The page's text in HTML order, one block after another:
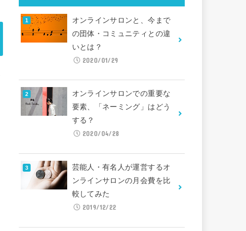
オンラインサロンと、今まで
の団体・コミュニティとの違
いとは？
2020/01/29
オンラインサロンでの重要な
要素、「ネーミング」はどう
する？
2020/04/28
芸能人・有名人が運営するオ
ンラインサロンの月会費を比
較してみた
2019/12/22